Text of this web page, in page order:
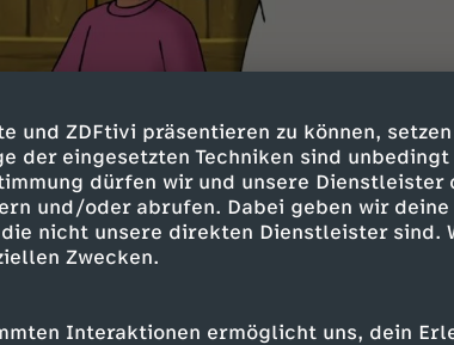
und ZDFtivi präsentieren zu können,
der eingesetzten Techniken sind unbedingt
dürfen wir und unsere Dienstleister
und/oder abrufen. Dabei geben wir deine
nicht unsere direkten Dienstleister sind.
Zwecken.
Interaktionen ermöglicht uns, dein
Tina und
lieber